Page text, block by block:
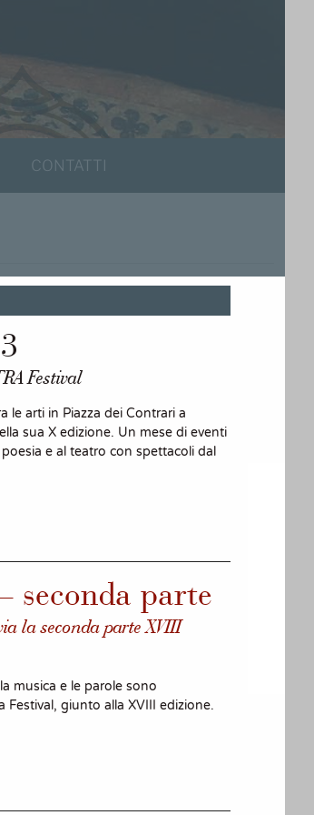
CONTATTI
Festival
le arti in Piazza dei Contrari a
sua X edizione. Un mese di eventi
e al teatro con spettacoli dal
seconda parte
la seconda parte XVIII
musica e le parole sono
giunto alla XVIII edizione.